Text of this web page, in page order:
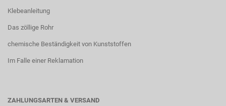
Klebeanleitung
Das zöllige Rohr
chemische Beständigkeit von Kunststoffen
Im Falle einer Reklamation
ZAHLUNGSARTEN & VERSAND